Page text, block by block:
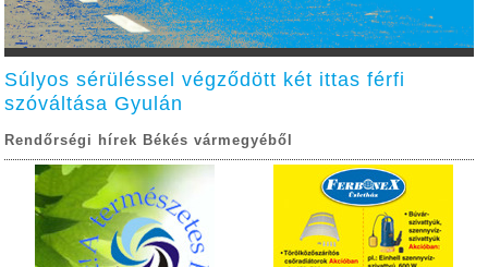
Súlyos sérüléssel végződött két ittas férfi
szóváltása Gyulán
Rendőrségi hírek Békés vármegyéből